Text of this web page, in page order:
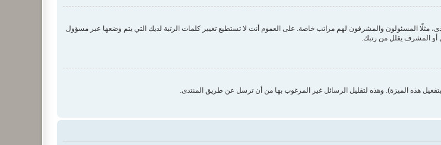
المسئولون والمشرفون لهم مراتب خاصة. على العموم أنت لا تستطيع تغيير كلمات الرتبة لديك التي يتم وضعها عبر مسؤول
أو المشرف يقلل من رتبك.
هذه الميزة). وهذه لتقليل الرسائل غير المرغوب بها من أن ترسل عن طريق المنتدى.